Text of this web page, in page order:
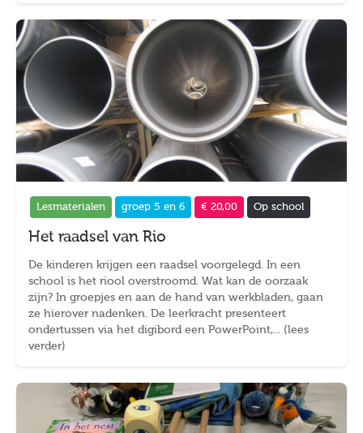
Lesmaterialen groep 5 en 6 € 20,00 Op school
Het raadsel van Rio
De kinderen krijgen een raadsel voorgelegd. In een
school is het riool overstroomd. Wat kan de oorzaak
zijn? In groepjes en aan de hand van werkbladen, gaan
ze hierover nadenken. De leerkracht presenteert
ondertussen via het digibord een PowerPoint,... (lees
verder)